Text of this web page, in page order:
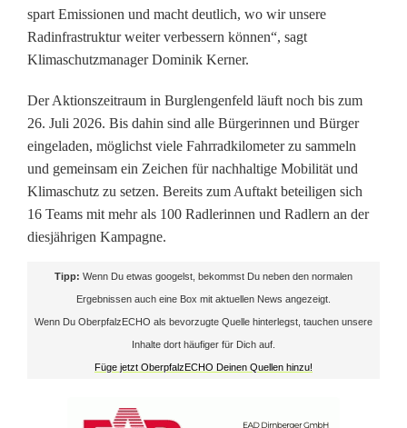
t
e
m
i
t
F
e
spart Emissionen und macht deutlich, wo wir unsere
Radinfrastruktur weiter verbessern können“, sagt
Klimaschutzmanager Dominik Kerner.
Der Aktionszeitraum in Burglengenfeld läuft noch bis zum
26. Juli 2026. Bis dahin sind alle Bürgerinnen und Bürger
eingeladen, möglichst viele Fahrradkilometer zu sammeln
und gemeinsam ein Zeichen für nachhaltige Mobilität und
Klimaschutz zu setzen. Bereits zum Auftakt beteiligen sich
16 Teams mit mehr als 100 Radlerinnen und Radlern an der
diesjährigen Kampagne.
Tipp: Wenn Du etwas googelst, bekommst Du neben den normalen
Ergebnissen auch eine Box mit aktuellen News angezeigt.
Wenn Du OberpfalzECHO als bevorzugte Quelle hinterlegst, tauchen unsere
Inhalte dort häufiger für Dich auf.
Füge jetzt OberpfalzECHO Deinen Quellen hinzu!